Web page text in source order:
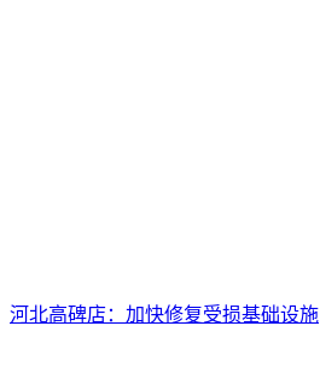
河北高碑店：加快修复受损基础设施